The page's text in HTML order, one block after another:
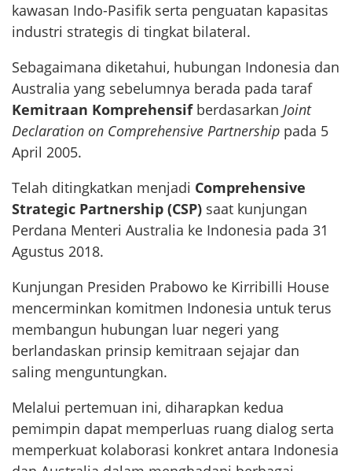
kawasan Indo-Pasifik serta penguatan kapasitas
industri strategis di tingkat bilateral.
Sebagaimana diketahui, hubungan Indonesia dan
Australia yang sebelumnya berada pada taraf
Kemitraan Komprehensifberdasarkan Joint
Declaration on Comprehensive Partnership pada 5
April 2005.
Telah ditingkatkan menjadi Comprehensive
Strategic Partnership (CSP) saat kunjungan
Perdana Menteri Australia ke Indonesia pada 31
Agustus 2018.
Kunjungan Presiden Prabowo ke Kirribilli House
mencerminkan komitmen Indonesia untuk terus
membangun hubungan luar negeri yang
berlandaskan prinsip kemitraan sejajar dan
saling menguntungkan.
Melalui pertemuan ini, diharapkan kedua
pemimpin dapat memperluas ruang dialog serta
memperkuat kolaborasi konkret antara Indonesia